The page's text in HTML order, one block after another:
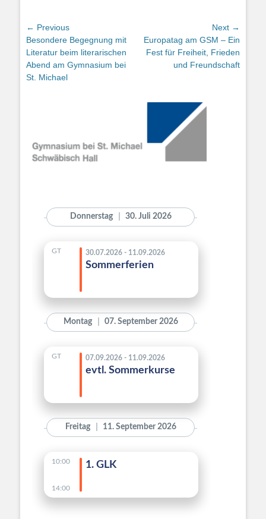
Beitragsnavigation
← Previous
Previous
post:
Besondere Begegnung mit
Literatur beim literarischen
Abend am Gymnasium bei
St. Michael
Next →
Next
post:
Europatag am GSM – Ein
Fest für Freiheit, Frieden
und Freundschaft